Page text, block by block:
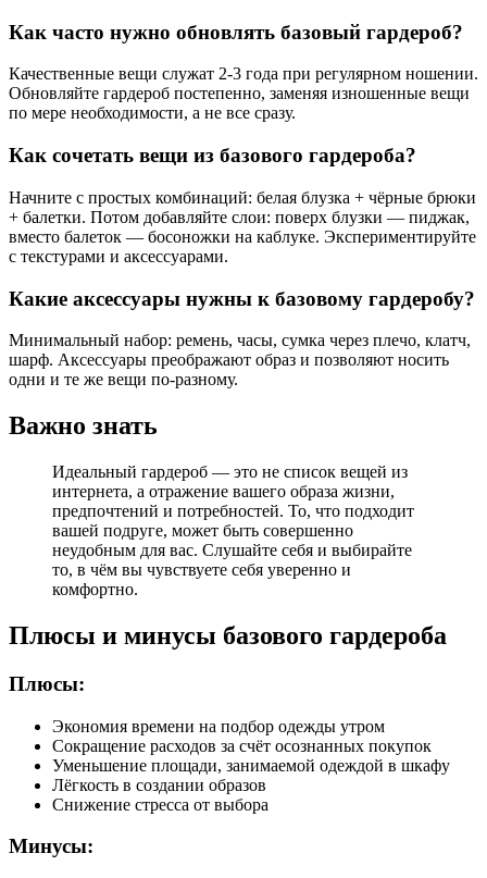
Как часто нужно обновлять базовый гардероб?
Качественные вещи служат 2-3 года при регулярном ношении.
Обновляйте гардероб постепенно, заменяя изношенные вещи
по мере необходимости, а не все сразу.
Как сочетать вещи из базового гардероба?
Начните с простых комбинаций: белая блузка + чёрные брюки
+ балетки. Потом добавляйте слои: поверх блузки — пиджак,
вместо балеток — босоножки на каблуке. Экспериментируйте
с текстурами и аксессуарами.
Какие аксессуары нужны к базовому гардеробу?
Минимальный набор: ремень, часы, сумка через плечо, клатч,
шарф. Аксессуары преображают образ и позволяют носить
одни и те же вещи по-разному.
Важно знать
Идеальный гардероб — это не список вещей из
интернета, а отражение вашего образа жизни,
предпочтений и потребностей. То, что подходит
вашей подруге, может быть совершенно
неудобным для вас. Слушайте себя и выбирайте
то, в чём вы чувствуете себя уверенно и
комфортно.
Плюсы и минусы базового гардероба
Плюсы:
Экономия времени на подбор одежды утром
Сокращение расходов за счёт осознанных покупок
Уменьшение площади, занимаемой одеждой в шкафу
Лёгкость в создании образов
Снижение стресса от выбора
Минусы: